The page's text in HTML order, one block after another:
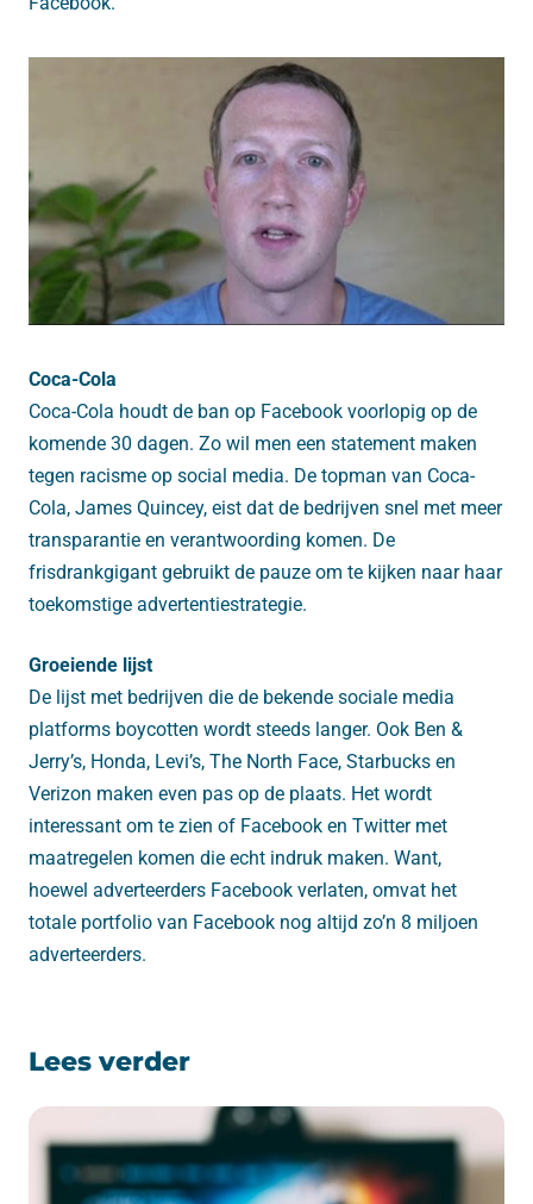
Coca-Cola
Coca-Cola houdt de ban op Facebook voorlopig op de
komende 30 dagen. Zo wil men een statement maken
tegen racisme op social media. De topman van Coca-
Cola, James Quincey, eist dat de bedrijven snel met meer
transparantie en verantwoording komen. De
frisdrankgigant gebruikt de pauze om te kijken naar haar
toekomstige advertentiestrategie.
Groeiende lijst
De lijst met bedrijven die de bekende sociale media
platforms boycotten wordt steeds langer. Ook Ben &
Jerry’s, Honda, Levi’s, The North Face, Starbucks en
Verizon maken even pas op de plaats. Het wordt
interessant om te zien of Facebook en Twitter met
maatregelen komen die echt indruk maken. Want,
hoewel adverteerders Facebook verlaten, omvat het
totale portfolio van Facebook nog altijd zo’n 8 miljoen
adverteerders.
Lees verder